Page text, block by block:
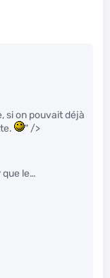
si on pouvait déjà
" />
que le…